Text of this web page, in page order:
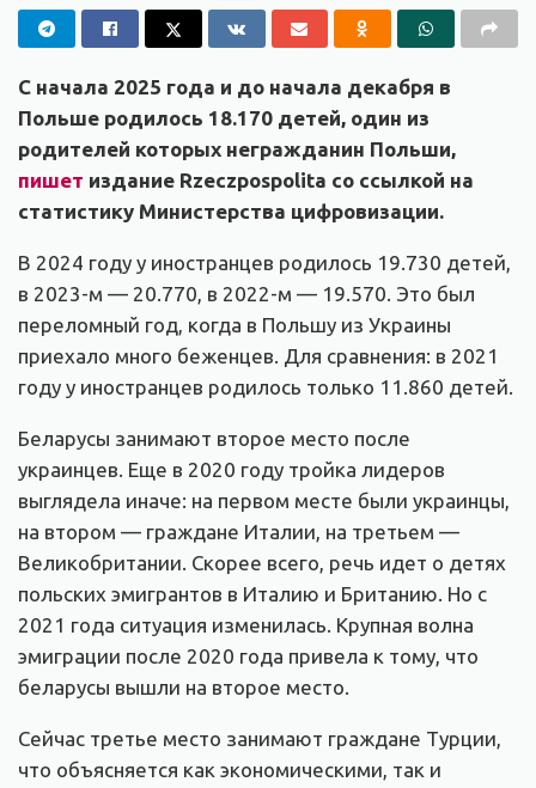
С начала 2025 года и до начала декабря в
Польше родилось 18.170 детей, один из
родителей которых негражданин Польши,
пишет издание Rzeczpospolita со ссылкой на
статистику Министерства цифровизации.
В 2024 году у иностранцев родилось 19.730 детей,
в 2023-м — 20.770, в 2022-м — 19.570. Это был
переломный год, когда в Польшу из Украины
приехало много беженцев. Для сравнения: в 2021
году у иностранцев родилось только 11.860 детей.
Беларусы занимают второе место после
украинцев. Еще в 2020 году тройка лидеров
выглядела иначе: на первом месте были украинцы,
на втором — граждане Италии, на третьем —
Великобритании. Скорее всего, речь идет о детях
польских эмигрантов в Италию и Британию. Но с
2021 года ситуация изменилась. Крупная волна
эмиграции после 2020 года привела к тому, что
беларусы вышли на второе место.
Сейчас третье место занимают граждане Турции,
что объясняется как экономическими, так и